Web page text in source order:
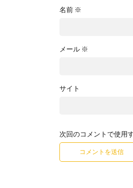
名前 ※
メール ※
サイト
次回のコメントで使用